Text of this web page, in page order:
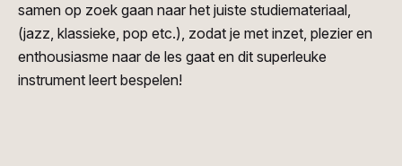
samen op zoek gaan naar het juiste studiemateriaal,
(jazz, klassieke, pop etc.), zodat je met inzet, plezier en
enthousiasme naar de les gaat en dit superleuke
instrument leert bespelen!